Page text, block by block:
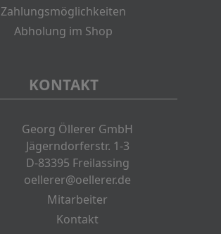
Zahlungsmöglichkeiten
Abholung im Shop
KONTAKT
Georg Öllerer GmbH
Jägerndorferstr. 1-3
D-83395 Freilassing
oellerer@oellerer.de
Mitarbeiter
Kontakt